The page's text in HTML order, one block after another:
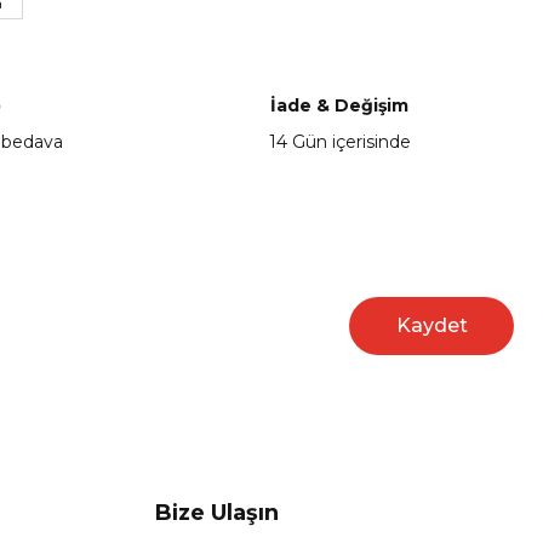
İade & Değişim
14 Gün içerisinde
Kaydet
Bize Ulaşın